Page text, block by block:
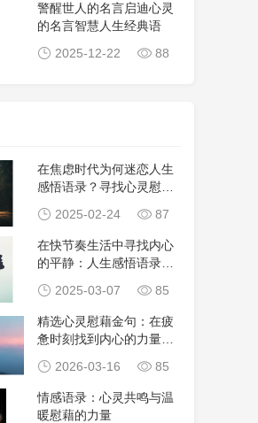
警醒世人的名言启迪心灵
的名言智慧人生经典语
2025-12-22
88
在焦虑时代为何迷恋人生
感悟语录？寻找心灵慰藉
2025-02-24 87
在快节奏生活中寻找内心
的平静：人生感悟语录的
2025-03-07 85
精选心灵慰藉金句：在疲
惫时刻找到内心的力量与
2026-03-16 85
情感语录：心灵共鸣与温
暖慰藉的力量